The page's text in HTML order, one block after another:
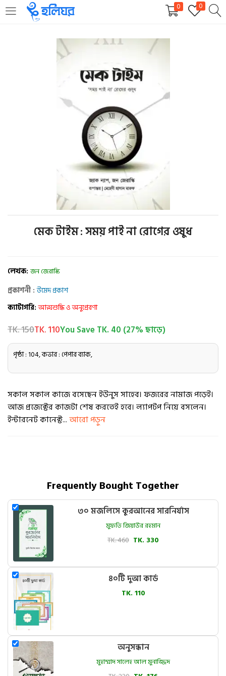
0 0
LOGIN REGISTER
Enter your username and password to login.
Login
Lost password?
মেক টাইম : সময় পাই না রোগের ওষুধ
লেখক: জন জেরাস্কি
প্রকাশনী :উমেদ প্রকাশ
ক্যাটাগরি:আত্মশুদ্ধি ও অনুপ্রেরণা
TK. 150TK. 110You Save TK. 40 (27% ছাড়ে)
পৃষ্ঠা : 104, কভার : পেপার ব্যাক,
সকাল সকাল কাজে বসেছেন ইউনুস সাহেব। ফজরের নামাজ পড়েই।
আজ প্রজেক্টের কাজটা শেষ করতেই হবে। ল্যাপটপ নিয়ে বসলেন।
ইন্টারনেট কানেক্ট...আরো পড়ুন
Frequently Bought Together
৩০ মজলিসে কুরআনের সারনির্যাস
মুফতি জিয়াউর রহমান
TK. 460 TK. 330
৪০টি দুআ কার্ড
TK. 110
অনুসন্ধান
মুহাম্মাদ সালেহ আল মুনাজ্জিদ